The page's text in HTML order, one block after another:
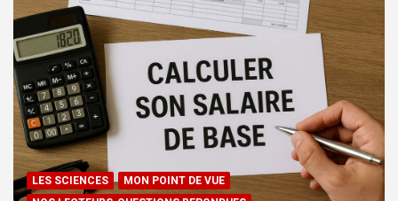
LES SCIENCES
MON POINT DE VUE